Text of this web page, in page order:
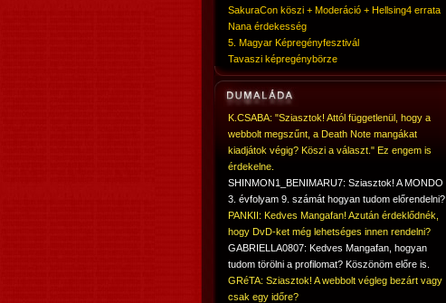
SakuraCon köszi + Moderáció + Hellsing4 errata
Nana érdekesség
5. Magyar Képregényfesztivál
Tavaszi képregénybörze
K.CSABA: "Sziasztok! Attól függetlenül, hogy a
webbolt megszűnt, a Death Note mangákat
kiadjátok végig? Köszi a választ." Ez engem is
érdekelne.
SHINMON1_BENIMARU7: Sziasztok! A MONDO
3. évfolyam 9. számát hogyan tudom előrendelni?
PANKII: Kedves Mangafan! Azután érdeklődnék,
hogy DvD-ket még lehetséges innen rendelni?
GABRIELLA0807: Kedves Mangafan, hogyan
tudom törölni a profilomat? Köszönöm előre is.
GRéTA: Sziasztok! A webbolt végleg bezárt vagy
csak egy időre?